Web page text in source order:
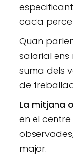
cada
Quan
salarial ens
suma dels
de
La mitjana
en el
major.